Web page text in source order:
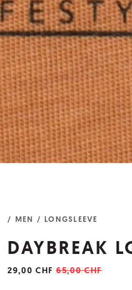
/ MEN / LONGSLEEVE
DAYBREAK
29,00 CHF 65,00 CHF